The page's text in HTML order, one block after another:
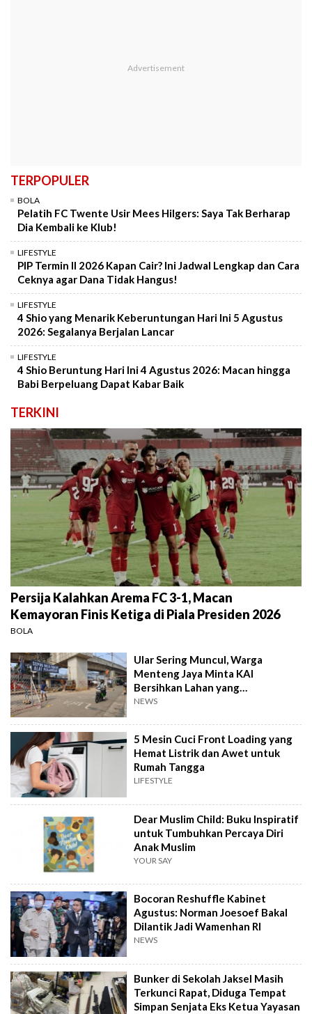
TERPOPULER
BOLA
Pelatih FC Twente Usir Mees Hilgers: Saya Tak Berharap
Dia Kembali ke Klub!
LIFESTYLE
PIP Termin II 2026 Kapan Cair? Ini Jadwal Lengkap dan Cara
Ceknya agar Dana Tidak Hangus!
LIFESTYLE
4 Shio yang Menarik Keberuntungan Hari Ini 5 Agustus
2026: Segalanya Berjalan Lancar
LIFESTYLE
4 Shio Beruntung Hari Ini 4 Agustus 2026: Macan hingga
Babi Berpeluang Dapat Kabar Baik
TERKINI
Persija Kalahkan Arema FC 3-1, Macan
Kemayoran Finis Ketiga di Piala Presiden 2026
BOLA
Ular Sering Muncul, Warga
Menteng Jaya Minta KAI
Bersihkan Lahan yang
Terbengkalai
NEWS
5 Mesin Cuci Front Loading yang
Hemat Listrik dan Awet untuk
Rumah Tangga
LIFESTYLE
Dear Muslim Child: Buku Inspiratif
untuk Tumbuhkan Percaya Diri
Anak Muslim
YOUR SAY
Bocoran Reshuffle Kabinet
Agustus: Norman Joesoef Bakal
Dilantik Jadi Wamenhan RI
NEWS
Bunker di Sekolah Jaksel Masih
Terkunci Rapat, Diduga Tempat
Simpan Senjata Eks Ketua Yayasan